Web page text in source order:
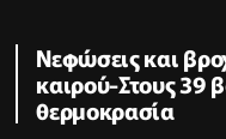
Νεφώσεις και
καιρού-Στους 39
θερμοκρασία